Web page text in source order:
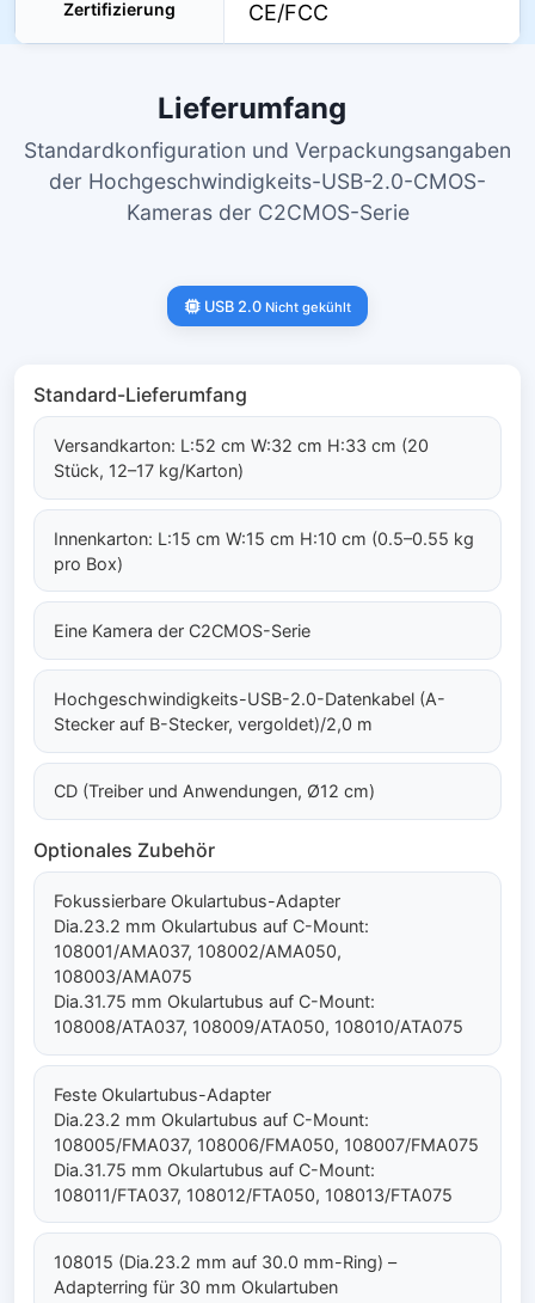
Zertifizierung CE/FCC
Lieferumfang
Standardkonfiguration und Verpackungsangaben
der Hochgeschwindigkeits-USB-2.0-CMOS-
Kameras der C2CMOS-Serie
USB 2.0 Nicht gekühlt
Standard-Lieferumfang
Versandkarton: L:52 cm W:32 cm H:33 cm (20
Stück, 12–17 kg/Karton)
Innenkarton: L:15 cm W:15 cm H:10 cm (0.5–0.55 kg
pro Box)
Eine Kamera der C2CMOS-Serie
Hochgeschwindigkeits-USB-2.0-Datenkabel (A-
Stecker auf B-Stecker, vergoldet)/2,0 m
CD (Treiber und Anwendungen, Ø12 cm)
Optionales Zubehör
Fokussierbare Okulartubus-Adapter
Dia.23.2 mm Okulartubus auf C-Mount:
108001/AMA037, 108002/AMA050,
108003/AMA075
Dia.31.75 mm Okulartubus auf C-Mount:
108008/ATA037, 108009/ATA050, 108010/ATA075
Feste Okulartubus-Adapter
Dia.23.2 mm Okulartubus auf C-Mount:
108005/FMA037, 108006/FMA050, 108007/FMA075
Dia.31.75 mm Okulartubus auf C-Mount:
108011/FTA037, 108012/FTA050, 108013/FTA075
108015 (Dia.23.2 mm auf 30.0 mm-Ring) –
Adapterring für 30 mm Okulartuben